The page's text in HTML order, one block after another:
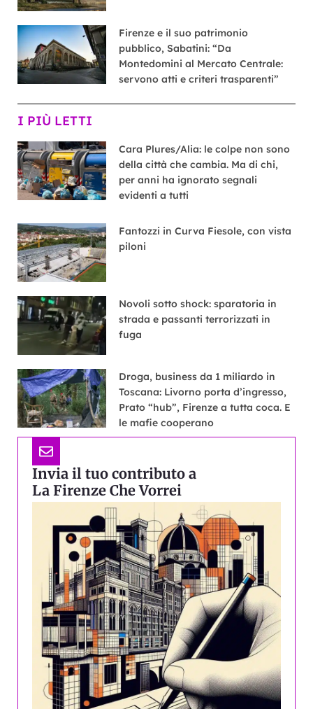
Firenze e il suo patrimonio
pubblico, Sabatini: “Da
Montedomini al Mercato Centrale:
servono atti e criteri trasparenti”
I PIÙ LETTI
Cara Plures/Alia: le colpe non sono
della città che cambia. Ma di chi,
per anni ha ignorato segnali
evidenti a tutti
Fantozzi in Curva Fiesole, con vista
piloni
Novoli sotto shock: sparatoria in
strada e passanti terrorizzati in
fuga
Droga, business da 1 miliardo in
Toscana: Livorno porta d’ingresso,
Prato “hub”, Firenze a tutta coca. E
le mafie cooperano
Invia il tuo contributo a
La Firenze Che Vorrei